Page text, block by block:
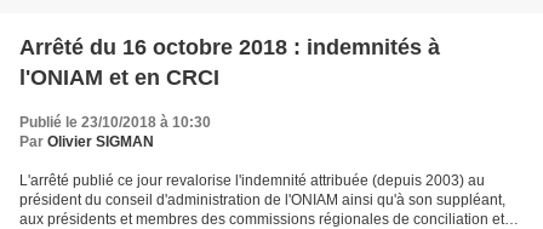
Arrêté du 16 octobre 2018 : indemnités à
l'ONIAM et en CRCI
Publié le 23/10/2018 à 10:30
Par Olivier SIGMAN
L'arrêté publié ce jour revalorise l'indemnité attribuée (depuis 2003) au
président du conseil d'administration de l'ONIAM ainsi qu'à son suppléant,
aux présidents et membres des commissions régionales de conciliation et